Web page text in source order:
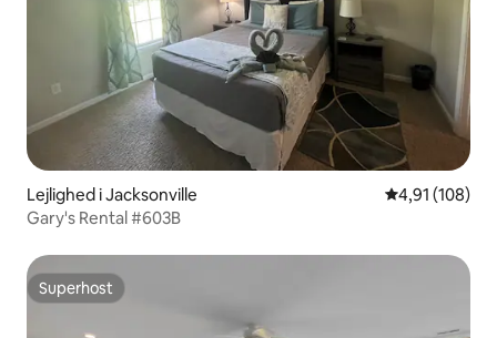
Lejlighed i Jacksonville 4,91 ud af 5 i
4,91 (108)
Gary's Rental #603B
Superhost
Superhost